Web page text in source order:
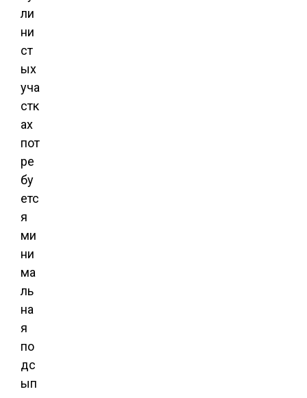
ли
ни
ст
ых
уча
стк
ах
пот
ре
бу
етс
я
ми
ни
ма
ль
на
я
по
дс
ып